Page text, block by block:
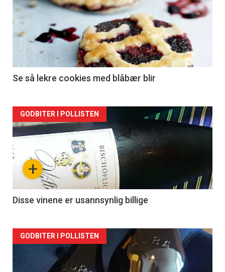
Se så lekre cookies med blåbær blir
Forsiden
akkurat
nå
2
+
GODBITER I POLLISTEN
Disse vinene er usannsynlig billige
Forsiden
akkurat
GODBITER I POLLISTEN